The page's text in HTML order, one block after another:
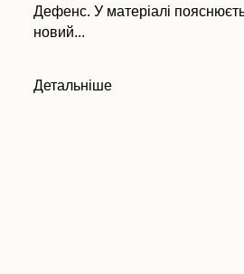
Дефенс. У матеріалі
новий...
Детальніше